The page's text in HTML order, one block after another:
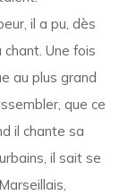
il a pu, dès
Une fois
au plus grand
que ce
il chante sa
il sait se